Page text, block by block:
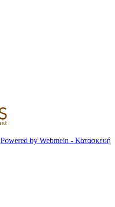
Powered by Webmein - Κατασκευή